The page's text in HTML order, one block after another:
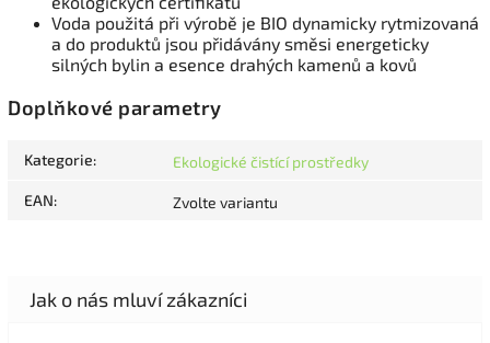
Voda použitá při výrobě je BIO dynamicky rytmizovaná
a do produktů jsou přidávány směsi energeticky
silných bylin a esence drahých kamenů a kovů
Doplňkové parametry
Kategorie: Ekologické čistící prostředky
EAN: Zvolte variantu